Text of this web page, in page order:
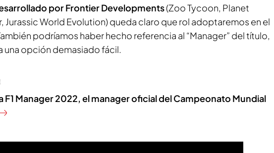
por Frontier Developments(Zoo Tycoon, Planet
Jurassic World Evolution) queda claro que rol adoptaremos en el
podríamos haber hecho referencia al “Manager” del título,
una opción demasiado fácil.
F1 Manager 2022, el manager oficial del Campeonato Mundial